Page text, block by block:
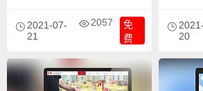
业，亭户岗亭、移动岗亭类的网
站都可以用该模板。
2021-07-
21
2057
免
费
业，电
网站都
20